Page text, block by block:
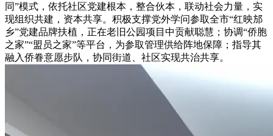
同”模式，依托社区党建根本，整合伙本，联动社会力量，实
现组织共建，资本共享。积极支撑党外学问参取全市“红映邡
乡”党建品牌扶植，正在老旧公园项目中贡献聪慧；协调“侨胞
之家”“盟员之家”等平台，为参取管理供给阵地保障；指导其
融入侨眷意愿步队，协同街道、社区实现共治共享。